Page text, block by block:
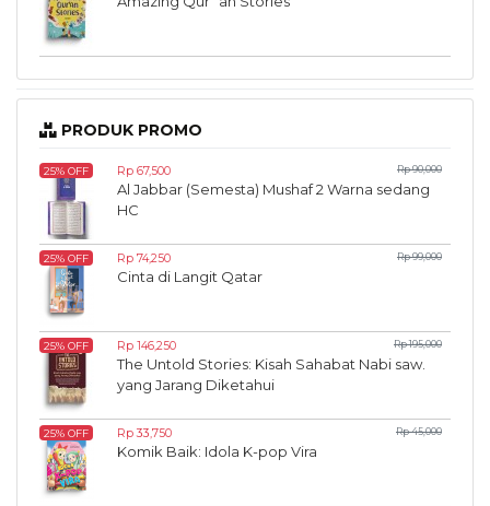
PRODUK PROMO
25% OFF Rp 67,500 Rp 90,000
Al Jabbar (Semesta) Mushaf 2 Warna sedang
HC
25% OFF Rp 74,250 Rp 99,000
Cinta di Langit Qatar
25% OFF Rp 146,250 Rp 195,000
The Untold Stories: Kisah Sahabat Nabi saw.
yang Jarang Diketahui
25% OFF Rp 33,750 Rp 45,000
Komik Baik: Idola K-pop Vira